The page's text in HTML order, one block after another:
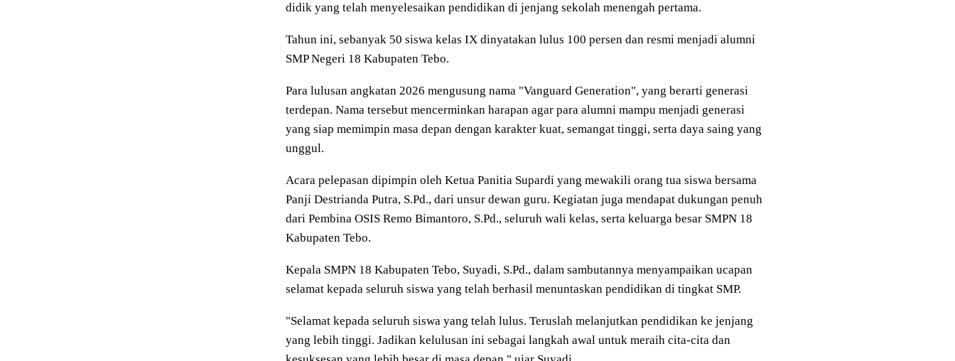
didik yang telah menyelesaikan pendidikan di jenjang sekolah menengah pertama.
Tahun ini, sebanyak 50 siswa kelas IX dinyatakan lulus 100 persen dan resmi menjadi alumni
SMP Negeri 18 Kabupaten Tebo.
Para lulusan angkatan 2026 mengusung nama "Vanguard Generation", yang berarti generasi
terdepan. Nama tersebut mencerminkan harapan agar para alumni mampu menjadi generasi
yang siap memimpin masa depan dengan karakter kuat, semangat tinggi, serta daya saing yang
unggul.
Acara pelepasan dipimpin oleh Ketua Panitia Supardi yang mewakili orang tua siswa bersama
Panji Destrianda Putra, S.Pd., dari unsur dewan guru. Kegiatan juga mendapat dukungan penuh
dari Pembina OSIS Remo Bimantoro, S.Pd., seluruh wali kelas, serta keluarga besar SMPN 18
Kabupaten Tebo.
Kepala SMPN 18 Kabupaten Tebo, Suyadi, S.Pd., dalam sambutannya menyampaikan ucapan
selamat kepada seluruh siswa yang telah berhasil menuntaskan pendidikan di tingkat SMP.
"Selamat kepada seluruh siswa yang telah lulus. Teruslah melanjutkan pendidikan ke jenjang
yang lebih tinggi. Jadikan kelulusan ini sebagai langkah awal untuk meraih cita-cita dan